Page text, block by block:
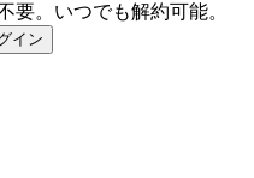
要。いつでも解約可能。
イン